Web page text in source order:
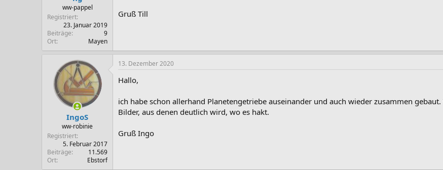
ww-pappel
Registriert
23. Januar 2019
Beiträge
9
Ort
Mayen
Gruß Till
IngoS
ww-robinie
Registriert
5. Februar 2017
Beiträge
11.569
Ort
Ebstorf
13. Dezember 2020
Hallo,
ich habe schon allerhand Planetengetriebe auseinander und auch wieder zusammen
Bilder, aus denen deutlich wird, wo es hakt.
Gruß Ingo